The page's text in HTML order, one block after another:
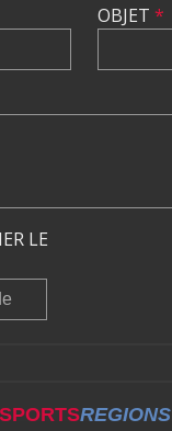
OBJET *
LE
SPORTSREGIONS